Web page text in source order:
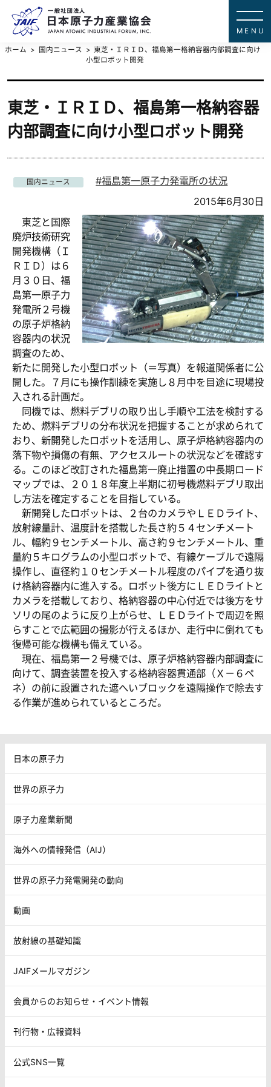
ホーム 国内ニュース
東芝・ＩＲＩＤ、福島第一格納容器内部調査に向け
小型ロボット開発
東芝・ＩＲＩＤ、福島第一格納容器
内部調査に向け小型ロボット開発
国内ニュース
福島第一原子力発電所の状況
2015年6月30日
東芝と国際
廃炉技術研究
開発機構（Ｉ
ＲＩＤ）は６
月３０日、福
島第一原子力
発電所２号機
の原子炉格納
容器内の状況
調査のため、
新たに開発した小型ロボット（＝写真）を報道関係者に公
開した。７月にも操作訓練を実施し８月中を目途に現場投
入される計画だ。
同機では、燃料デブリの取り出し手順や工法を検討する
ため、燃料デブリの分布状況を把握することが求められて
おり、新開発したロボットを活用し、原子炉格納容器内の
落下物や損傷の有無、アクセスルートの状況などを確認す
る。このほど改訂された福島第一廃止措置の中長期ロード
マップでは、２０１８年度上半期に初号機燃料デブリ取出
し方法を確定することを目指している。
新開発したロボットは、２台のカメラやＬＥＤライト、
放射線量計、温度計を搭載した長さ約５４センチメート
ル、幅約９センチメートル、高さ約９センチメートル、重
量約５キログラムの小型ロボットで、有線ケーブルで遠隔
操作し、直径約１０センチメートル程度のパイプを通り抜
け格納容器内に進入する。ロボット後方にＬＥＤライトと
カメラを搭載しており、格納容器の中心付近では後方をサ
ソリの尾のように反り上がらせ、ＬＥＤライトで周辺を照
らすことで広範囲の撮影が行えるほか、走行中に倒れても
復帰可能な機構も備えている。
現在、福島第一２号機では、原子炉格納容器内部調査に
向けて、調査装置を投入する格納容器貫通部（Ｘ－６ペ
ネ）の前に設置された遮へいブロックを遠隔操作で除去す
る作業が進められているところだ。
日本の原子力
世界の原子力
原子力産業新聞
海外への情報発信（AIJ）
世界の原子力発電開発の動向
動画
放射線の基礎知識
JAIFメールマガジン
会員からのお知らせ・イベント情報
刊行物・広報資料
公式SNS一覧